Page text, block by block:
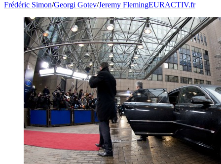
Frédéric Simon/Georgi Gotev/Jeremy FlemingEURACTIV.fr